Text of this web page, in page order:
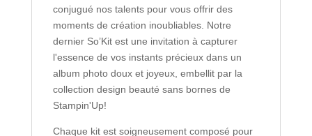
conjugué nos talents pour vous offrir des
moments de création inoubliables. Notre
dernier So’Kit est une invitation à capturer
l'essence de vos instants précieux dans un
album photo doux et joyeux, embellit par la
collection design beauté sans bornes de
Stampin'Up!
Chaque kit est soigneusement composé pour